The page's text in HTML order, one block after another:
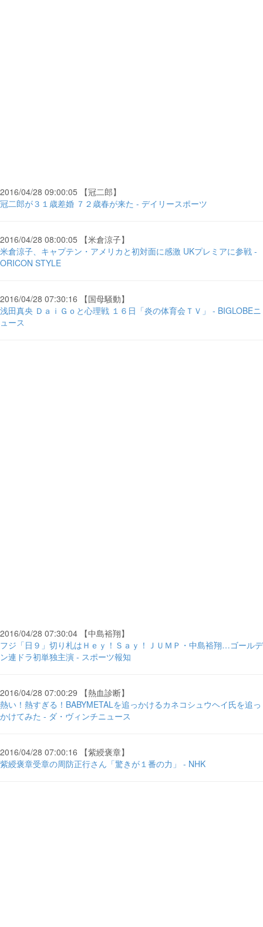
2016/04/28 09:00:05 【冠二郎】
冠二郎が３１歳差婚 ７２歳春が来た - デイリースポーツ
2016/04/28 08:00:05 【米倉涼子】
米倉涼子、キャプテン・アメリカと初対面に感激 UKプレミアに参戦 -
ORICON STYLE
2016/04/28 07:30:16 【国母騒動】
浅田真央 ＤａｉＧｏと心理戦 １６日「炎の体育会ＴＶ」 - BIGLOBEニ
ュース
2016/04/28 07:30:04 【中島裕翔】
フジ「日９」切り札はＨｅｙ！Ｓａｙ！ＪＵＭＰ・中島裕翔…ゴールデ
ン連ドラ初単独主演 - スポーツ報知
2016/04/28 07:00:29 【熱血診断】
熱い！熱すぎる！BABYMETALを追っかけるカネコシュウヘイ氏を追っ
かけてみた - ダ・ヴィンチニュース
2016/04/28 07:00:16 【紫綬褒章】
紫綬褒章受章の周防正行さん「驚きが１番の力」 - NHK